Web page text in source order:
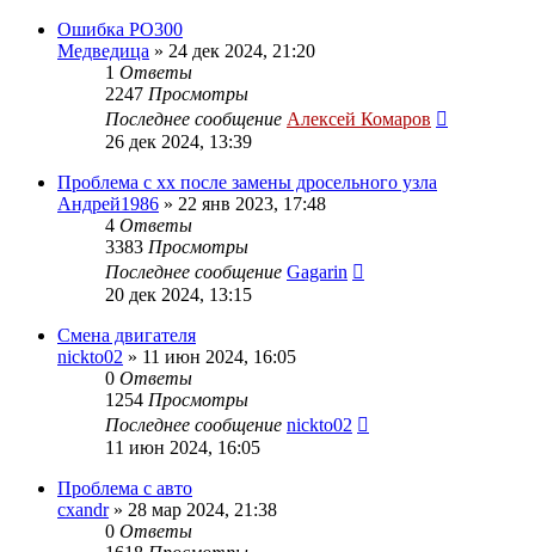
Ошибка PO300
Медведица » 24 дек 2024, 21:20
1 Ответы
2247 Просмотры
Последнее сообщение Алексей Комаров
26 дек 2024, 13:39
Проблема с хх после замены дросельного узла
Андрей1986 » 22 янв 2023, 17:48
4 Ответы
3383 Просмотры
Последнее сообщение Gagarin
20 дек 2024, 13:15
Смена двигателя
nickto02 » 11 июн 2024, 16:05
0 Ответы
1254 Просмотры
Последнее сообщение nickto02
11 июн 2024, 16:05
Проблема с авто
cxandr» 28 мар 2024, 21:38
0 Ответы